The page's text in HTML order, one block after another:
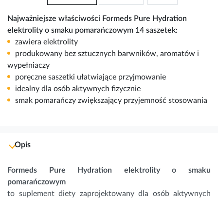
Najważniejsze właściwości Formeds Pure Hydration
elektrolity o smaku pomarańczowym 14 saszetek:
zawiera elektrolity
produkowany bez sztucznych barwników, aromatów i
wypełniaczy
poręczne saszetki ułatwiające przyjmowanie
idealny dla osób aktywnych fizycznie
smak pomarańczy zwiększający przyjemność stosowania
Opis
Formeds Pure Hydration elektrolity o smaku
pomarańczowym
to suplement diety zaprojektowany dla osób aktywnych